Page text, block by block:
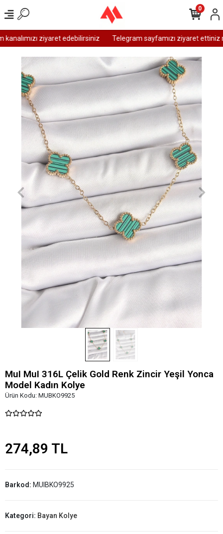
ziyaret edebilirsiniz Telegram sayfamızı ziyaret ettiniz
0
MuI MuI 316L Çelik Gold Renk Zincir Yeşil Yonca
Model Kadın Kolye
Ürün Kodu: MUBKO9925
274,89 TL
Barkod: MUIBKO9925
Kategori: Bayan Kolye